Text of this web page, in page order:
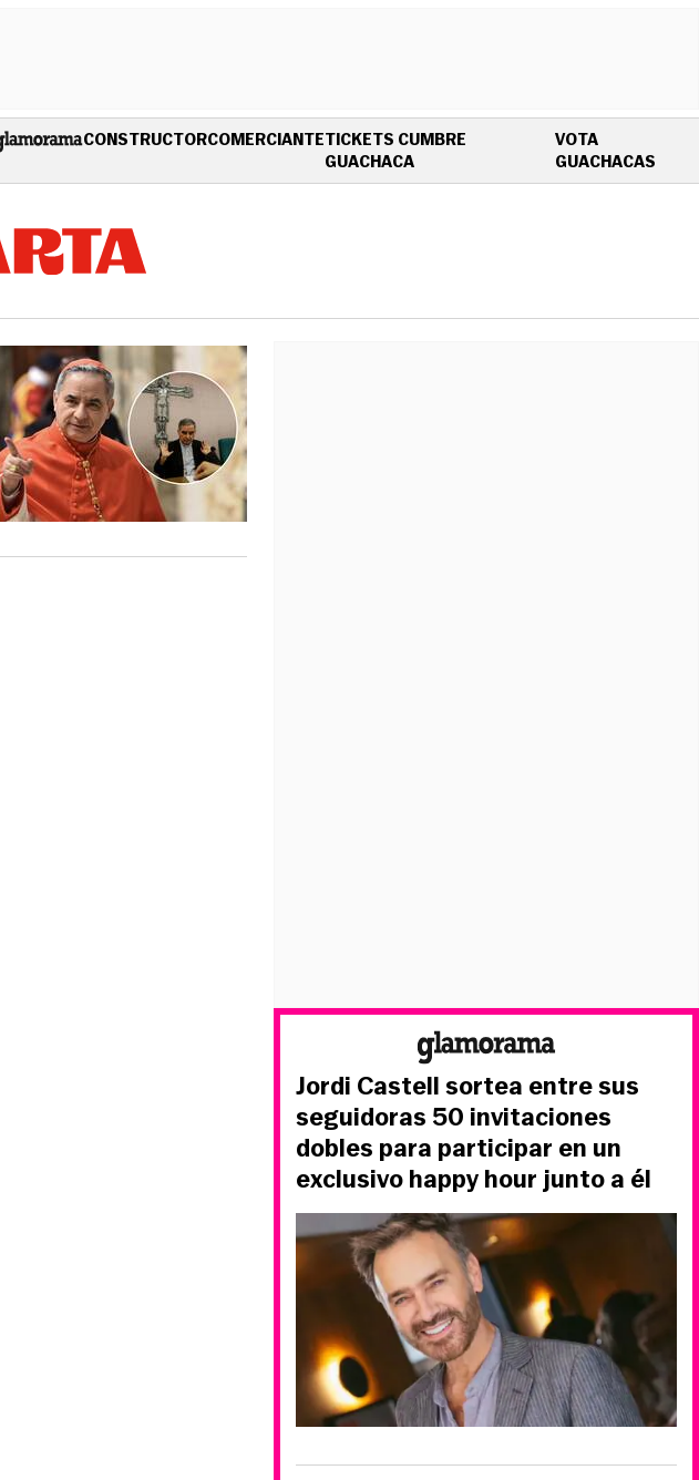
CONSTRUCTORCOMERCIANTETICKETS CUMBRE
GUACHACAOPENS IN NEW WINDOW
VOTA
GUACHACAS
Jordi Castell sortea entre sus
seguidoras 50 invitaciones
dobles para participar en un
exclusivo happy hour junto a él